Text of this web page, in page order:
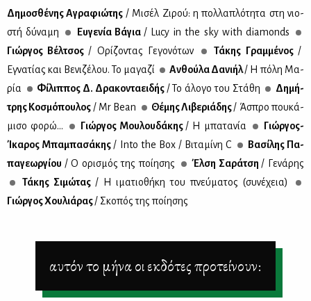
Δη­μο­σθέ­νης Αγρα­φιώ­της / Μι­σέλ Ζι­ρού: η πολ­λα­πλό­τη­τα στη νιο­
στή δύ­να­μη
Ευ­γε­νία Βά­για / Lucy in the sky with diamonds
Γιώρ­γος Βέλ­τσος / Ορί­ζο­ντας Γε­γο­νό­των Τά­κης Γραμ­μέ­νος /
Εγνα­τί­ας και Βε­νι­ζέ­λου. Το μα­γα­ζί
Αν­θού­λα Δα­νι­ήλ/ Η πό­λη Μα­
ρία
Φί­λιπ­πος Δ. Δρα­κο­ντα­ει­δής / Το άλο­γο του Στά­θη
Δη­μή­
τρης Κο­σμό­που­λος / Mr Bean Θέ­μης Λι­βε­ριά­δης/ Άσπρο που­κά­
μι­σο φο­ρώ...
Γιώρ­γος Μου­λου­δά­κης / Η μπα­τα­νία
Γιώρ­γος-
Ίκα­ρος Μπα­μπα­σά­κης / Into the Box / Βι­τα­μί­νη C
Βα­σί­λης Πα­
πα­γε­ωρ­γί­ου / Ο ορι­σμός της ποί­η­σης Έλ­ση Σα­ρά­τση / Γε­νά­ρης
Τά­κης Σι­μώ­τας / Η ιμα­τιο­θή­κη του πνεύ­μα­τος (συ­νέ­χεια)
Γιώρ­γος Χου­λιά­ρας/ Σκο­πός της ποί­η­σης
αυτόν το μήνα οι εκδότες προτείνουν: